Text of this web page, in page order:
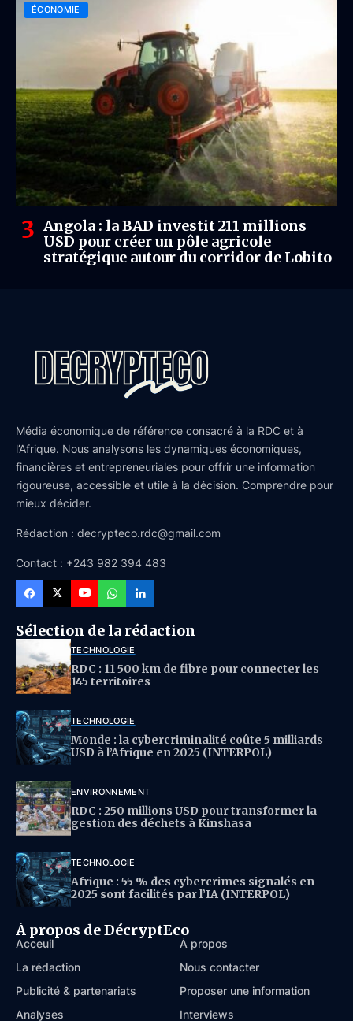
ÉCONOMIE
Angola : la BAD investit 211 millions
USD pour créer un pôle agricole
stratégique autour du corridor de Lobito
Média économique de référence consacré à la RDC et à
l’Afrique. Nous analysons les dynamiques économiques,
financières et entrepreneuriales pour offrir une information
rigoureuse, accessible et utile à la décision. Comprendre pour
mieux décider.
Rédaction : decrypteco.rdc@gmail.com
Contact : +243 982 394 483
Sélection de la rédaction
TECHNOLOGIE
RDC : 11 500 km de fibre pour connecter les
145 territoires
TECHNOLOGIE
Monde : la cybercriminalité coûte 5 milliards
USD à l’Afrique en 2025 (INTERPOL)
ENVIRONNEMENT
RDC : 250 millions USD pour transformer la
gestion des déchets à Kinshasa
TECHNOLOGIE
Afrique : 55 % des cybercrimes signalés en
2025 sont facilités par l’IA (INTERPOL)
À propos de DécryptEco
Acceuil
À propos
La rédaction
Nous contacter
Publicité & partenariats
Proposer une information
Analyses
Interviews